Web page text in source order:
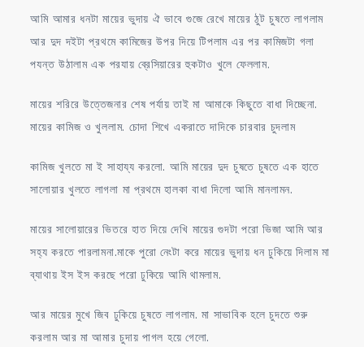
আমি আমার ধনটা মায়ের ভুদায় ঐ ভাবে গুজে রেখে মায়ের ঠুট চুষতে লাগলাম
আর দুদ দইটা প্রথমে কামিজের উপর দিয়ে টিপলাম এর পর কামিজটা গলা
পযন্ত উঠালাম এক পরযায় ব্রেসিয়ারের হুকটাও খুলে ফেললাম.
মায়ের শরিরে উত্তেজনার শেষ পর্যায় তাই মা আমাকে কিছুতে বাধা দিচ্ছেনা.
মায়ের কামিজ ও খুললাম. চোদা শিখে একরাতে দাদিকে চারবার চুদলাম
কামিজ খুলতে মা ই সাহায্য করলো. আমি মায়ের দুদ চুষতে চুষতে এক হাতে
সালোয়ার খুলতে লাগলা মা প্রথমে হালকা বাধা দিলো আমি মানলামন.
মায়ের সালোয়ারের ভিতরে হাত দিয়ে দেখি মায়ের গুদটা পরো ভিজা আমি আর
সহ্য করতে পারলামনা.মাকে পুরো নেংটা করে মায়ের ভুদায় ধন ঢুকিয়ে দিলাম মা
ব্যাথায় ইস ইস করছে পরো ঢুকিয়ে আমি থামলাম.
আর মায়ের মুখে জিব ঢুকিয়ে চুষতে লাগলাম. মা সাভাবিক হলে চুদতে শুরু
করলাম আর মা আমার চুদায় পাগল হয়ে গেলো.